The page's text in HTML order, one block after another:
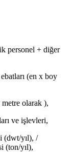
personel + diğer
(en x boy
metre olarak ),
ve işlevleri,
(dwt/yıl), /
(ton/yıl),